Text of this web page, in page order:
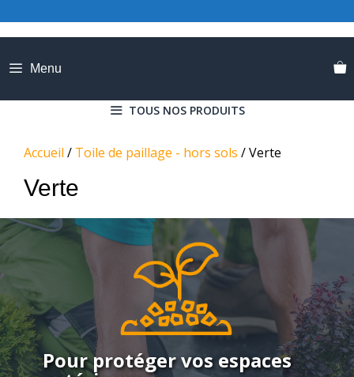
Menu
TOUS NOS PRODUITS
Accueil / Toile de paillage - hors sols / Verte
Verte
Pour protéger vos espaces